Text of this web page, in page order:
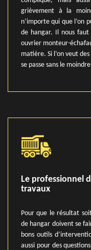
grièvement à la
n’importe qui que l’on
de hangar. Il nous
ouvrier monteur-
matière. Si l’on veut
se passe sans le
Le professionnel
travaux
Pour que le résultat
de hangar doivent se
bons outils
aussi pour des